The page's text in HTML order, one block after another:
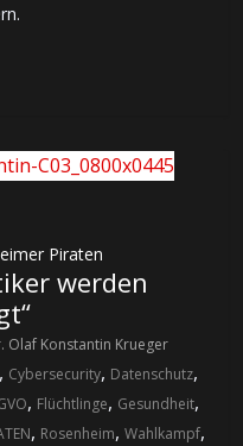
Piraten
werden
Olaf Konstantin Krueger
, Cybersecurity, Datenschutz,
, Flüchtlinge, Gesundheit,
, Rosenheim,Wahlkampf,